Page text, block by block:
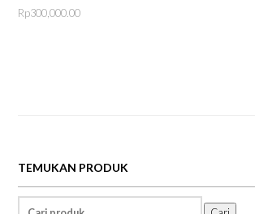
Rp300,000.00
TEMUKAN PRODUK